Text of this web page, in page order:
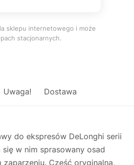
sklepu internetowego i może
stacjonarnych.
Uwaga! Dostawa
do ekspresów DeLonghi serii
się w nim sprasowany osad
Część oryginalna,